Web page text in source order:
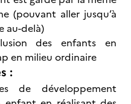
(pouvant aller jusqu’à
au-delà)
des enfants en
en milieu ordinaire
:
de développement